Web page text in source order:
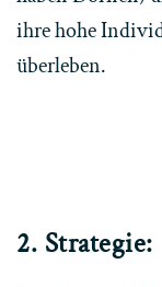
ihre hohe
überleben.
2. Strategie: